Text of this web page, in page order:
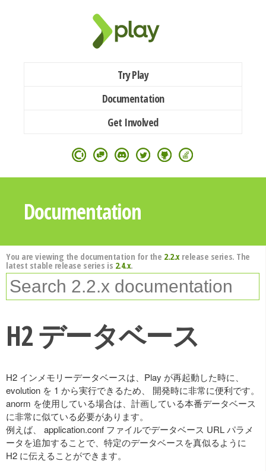
Try Play
Documentation
Get Involved
Documentation
You are viewing the documentation for the 2.2.xrelease series. The
latest stable release series is 2.4.x.
H2 データベース
H2 インメモリーデータベースは、Play が再起動した時に、
evolution を 1 から実行できるため、 開発時に非常に便利です。
anorm を使用している場合は、計画している本番データベース
に非常に似ている必要があります。
例えば、 application.conf ファイルでデータベース URL パラメ
ータを追加することで、特定のデータベースを真似るように
H2 に伝えることができます。